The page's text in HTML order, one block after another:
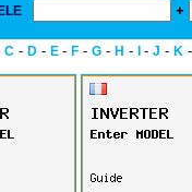
+
C - D - E - F - G - H - - J - K